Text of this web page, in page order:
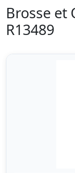
Brosse et
R13489